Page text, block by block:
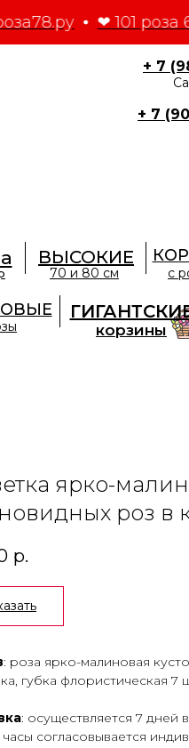
❤ 101 роза
+ 7
+ 7
корзины
ВЫСОКИЕ
70 и 80 см с
ярко-
роз в
р.
: роза ярко-малиновая
губка флористическая 7
: осуществляется 7 дней
согласовывается